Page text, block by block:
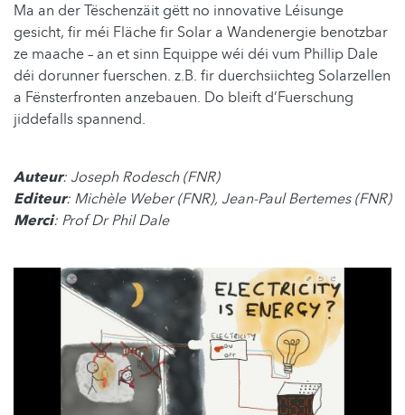
Ma an der Tëschenzäit gëtt no innovative Léisunge
gesicht, fir méi Fläche fir Solar a Wandenergie benotzbar
ze maache – an et sinn Equippe wéi déi vum Phillip Dale
déi dorunner fuerschen. z.B. fir duerchsiichteg Solarzellen
a Fënsterfronten anzebauen. Do bleift d’Fuerschung
jiddefalls spannend.
Auteur: Joseph Rodesch (FNR)
Editeur: Michèle Weber (FNR), Jean-Paul Bertemes (FNR)
Merci: Prof Dr Phil Dale